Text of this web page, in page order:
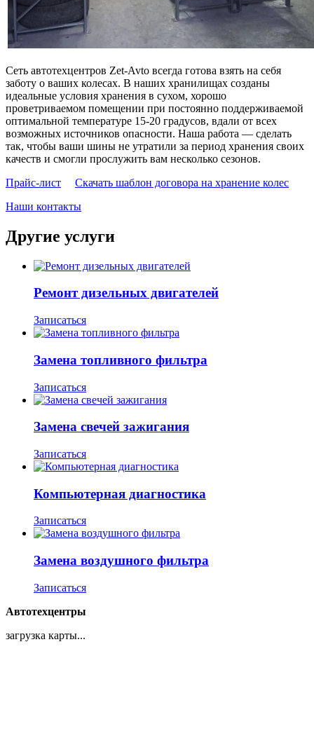
Сеть автотехцентров Zet-Avto всегда готова взять на себя
заботу о ваших колесах. В наших хранилищах созданы
идеальные условия хранения в сухом, хорошо
проветриваемом помещении при постоянно поддерживаемой
оптимальной температуре 15-20 градусов, вдали от всех
возможных источников опасности. Наша работа — сделать
так, чтобы ваши шины не утратили за период хранения своих
качеств и смогли прослужить вам несколько сезонов.
Прайс-лист
Скачать шаблон договора на хранение колес
Наши контакты
Другие услуги
Ремонт дизельных двигателей
Записаться
Замена топливного фильтра
Записаться
Замена свечей зажигания
Записаться
Компьютерная диагностика
Записаться
Замена воздушного фильтра
Записаться
Автотехцентры
загрузка карты...